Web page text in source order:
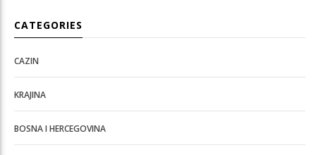
CATEGORIES
CAZIN
KRAJINA
BOSNA I HERCEGOVINA